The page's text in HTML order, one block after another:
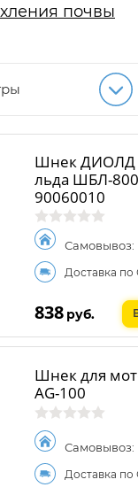
почвы
Шнек ДИОЛД
льда ШБЛ-
90060010
Самовывоз:
Доставка по
838 руб.
Шнек для
AG-100
Самовывоз:
Доставка по